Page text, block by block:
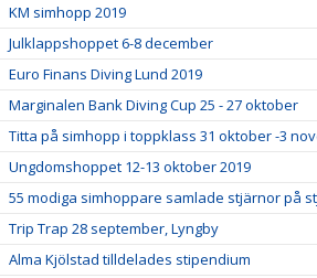
KM simhopp 2019
Julklappshoppet 6-8 december
Euro Finans Diving Lund 2019
Marginalen Bank Diving Cup 25 - 27 oktober
Titta på simhopp i toppklass 31 oktober -3
Ungdomshoppet 12-13 oktober 2019
55 modiga simhoppare samlade stjärnor på
Trip Trap 28 september, Lyngby
Alma Kjölstad tilldelades stipendium